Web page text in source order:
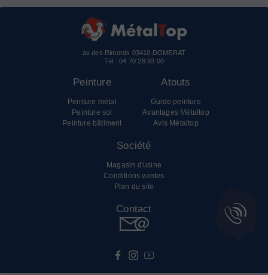
av des Rimords 03410 DOMERAT
Tél :04 70 28 93 00
Peinture
Peinture métal
Peinture sol
Peinture bâtiment
Atouts
Guide peinture
Avantages Métaltop
Avis Métaltop
Société
Magasin d'usine
Conditions ventes
Plan du site
Contact